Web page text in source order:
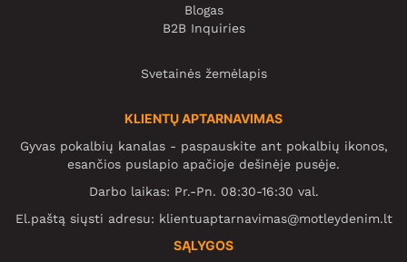
Blogas
B2B Inquiries
Svetainės žemėlapis
KLIENTŲ APTARNAVIMAS
Gyvas pokalbių kanalas - paspauskite ant pokalbių ikonos,
esančios puslapio apačioje dešinėje pusėje.
Darbo laikas: Pr.-Pn. 08:30-16:30 val.
El.paštą siųsti adresu: klientuaptarnavimas@motleydenim.lt
SĄLYGOS